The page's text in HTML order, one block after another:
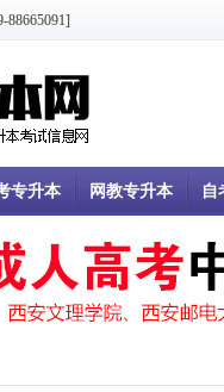
专升本 网教专升本 自